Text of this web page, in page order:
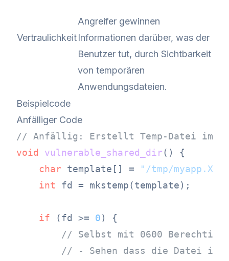
Vertraulichkeit
Angreifer gewinnen
Informationen darüber, was der
Benutzer tut, durch Sichtbarkeit
von temporären
Anwendungsdateien.
Beispielcode
Anfälliger Code
// Anfällig: Erstellt Temp-Datei im
void
vulnerable_shared_dir()
{
char template[] =
"/tmp/
int fd = mkstemp(template);
if (fd >= 0) {
// Selbst mit 0600
// - Sehen dass die Datei in